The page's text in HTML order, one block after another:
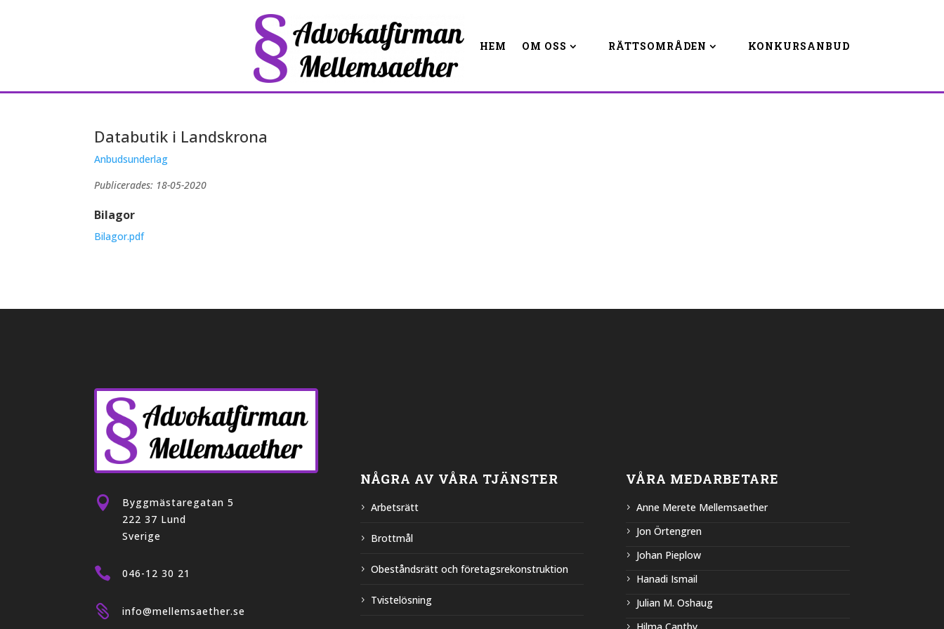
HEM OM OSS RÄTTSOMRÅDEN KONKURSANBUD
Databutik i Landskrona
Anbudsunderlag
Publicerades: 18-05-2020
Bilagor
Bilagor.pdf

Byggmästaregatan 5
222 37 Lund
Sverige
 046-12 30 21
 info@mellemsaether.se
NÅGRA AV VÅRA TJÄNSTER
Arbetsrätt
Brottmål
Obeståndsrätt och företagsrekonstruktion
Tvistelösning
VÅRA MEDARBETARE
Anne Merete Mellemsaether
Jon Örtengren
Johan Pieplow
Hanadi Ismail
Julian M. Oshaug